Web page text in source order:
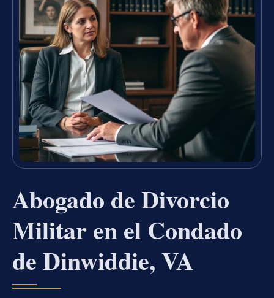
Abogado de Divorcio
Militar en el Condado
de Dinwiddie, VA